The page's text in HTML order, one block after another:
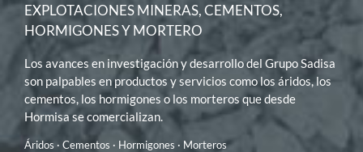
EXPLOTACIONES MINERAS, CEMENTOS,
HORMIGONES Y MORTERO
Los avances en investigación y desarrollo del Grupo Sadisa
son palpables en productos y servicios como los áridos, los
cementos, los hormigones o los morteros que desde
Hormisa se comercializan.
Áridos · Cementos · Hormigones · Morteros